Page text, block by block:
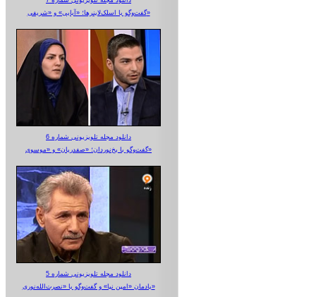
گفت‌وگو با اسلک‌لاینرها؛ «آبایی» و «شریفی»
دانلود مجله تلویزیونی شماره 6
گفت‌وگو با یخ‌نوردان؛ «صفدریان» و «موسوی»
دانلود مجله تلویزیونی شماره 5
یادمان «امین نیا» و گفت‌وگو با «نصرت‌الله‌نوری»